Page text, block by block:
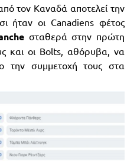
τον Καναδά αποτελεί την
ήταν οι Canadiens φέτος
σταθερά στην πρώτη
και οι Bolts, αθόρυβα, να
την συμμετοχή τους στα